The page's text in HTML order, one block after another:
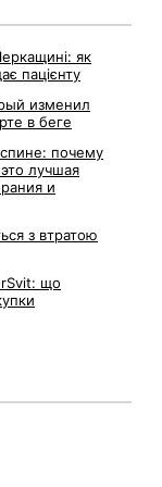
як
пацієнту
изменил
в беге
почему
лучшая
и
з втратою
що